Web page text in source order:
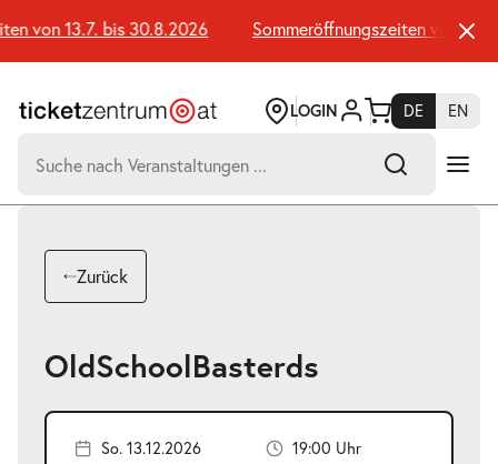
Seiteninhalt
springen
von 13.7. bis 30.8.2026 Sommeröffnungszeiten von 13.7.
LOGIN DE
EN
nach:
Suchtreffer:
Zurück
OldSchoolBasterds
So. 13.12.2026 19:00 Uhr